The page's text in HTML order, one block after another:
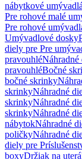
nábytkové umývadlá
Pre rohové malé
Pre rohové
Umývadlové dosky
diely pre Pre
pravouhléNáhradné
pravouhléBočné
bočné skrinky
skrinkyNáhradné
skrinkyNáhradné
skrinkyNáhradné
nábytokNáhradné
poličkyNáhradné
diely pre
boxyDržiak na